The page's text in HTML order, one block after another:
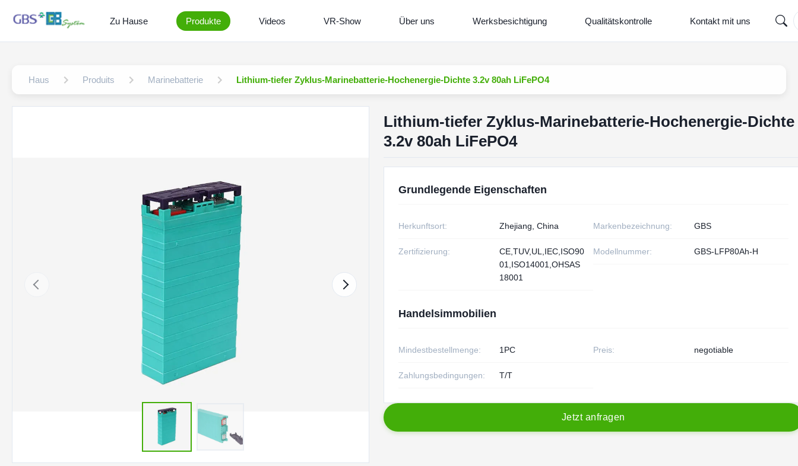
Zu Hause Produkte Videos VR-Show Über uns Werksbesichtigung Qualitätskontrolle Kontakt mit uns
Haus Produits Marinebatterie Lithium-tiefer Zyklus-Marinebatterie-Hochenergie-Dichte 3.2v 80ah LiFePO4
Lithium-tiefer Zyklus-Marinebatterie-Hochenergie-Dichte
3.2v 80ah LiFePO4
Grundlegende Eigenschaften
Herkunftsort: Zhejiang, China Markenbezeichnung: GBS
Zertifizierung:
CE,TUV,UL,IEC,ISO90
01,ISO14001,OHSAS
18001
Modellnummer: GBS-LFP80Ah-H
Handelsimmobilien
Mindestbestellmenge: 1PC Preis: negotiable
Zahlungsbedingungen: T/T
Jetzt anfragen